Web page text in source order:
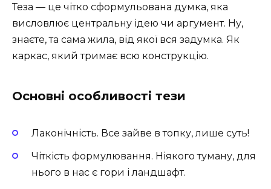
Теза — це чітко сформульована думка, яка
висловлює центральну ідею чи аргумент. Ну,
знаєте, та сама жила, від якої вся задумка. Як
каркас, який тримає всю конструкцію.
Основні особливості тези
Лаконічність. Все зайве в топку, лише суть!
Чіткість формулювання. Ніякого туману, для
нього в нас є гори і ландшафт.